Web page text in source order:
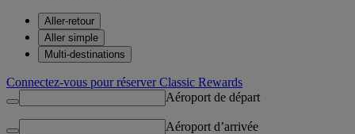
Aller-retour
Aller simple
Multi-destinations
Connectez-vous pour réserver Classic Rewards
Aéroport de départ
Aéroport d’arrivée